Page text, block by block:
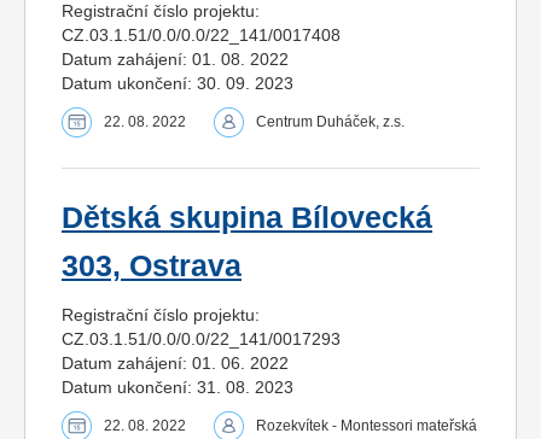
Registrační číslo projektu:
CZ.03.1.51/0.0/0.0/22_141/0017408
Datum zahájení: 01. 08. 2022
Datum ukončení: 30. 09. 2023
22. 08. 2022 Centrum Duháček, z.s.
Dětská skupina Bílovecká
303, Ostrava
Registrační číslo projektu:
CZ.03.1.51/0.0/0.0/22_141/0017293
Datum zahájení: 01. 06. 2022
Datum ukončení: 31. 08. 2023
22. 08. 2022
Rozekvítek - Montessori mateřská